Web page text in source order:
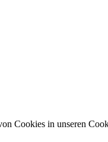
Cookies in unseren